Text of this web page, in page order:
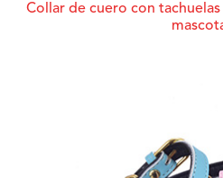
Collar de cuero con